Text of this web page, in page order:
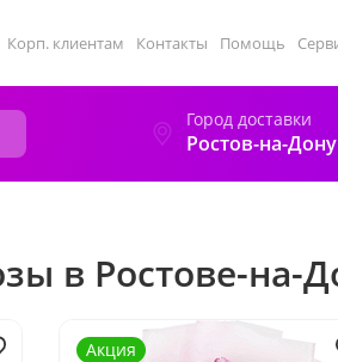
Корп. клиентам Контакты Помощь
Город доставки
Ростов-на-Дону
в Ростове-на-
Акция